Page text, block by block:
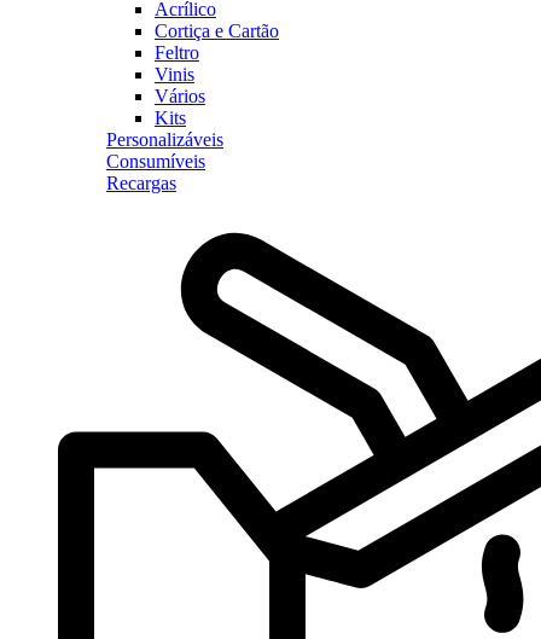
Acrílico
Cortiça e Cartão
Feltro
Vinis
Vários
Kits
Personalizáveis
Consumíveis
Recargas